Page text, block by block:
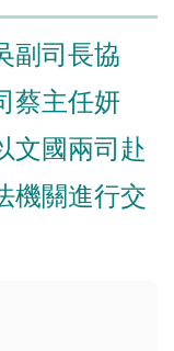
副司長協
蔡主任妍
文國兩司赴
機關進行交